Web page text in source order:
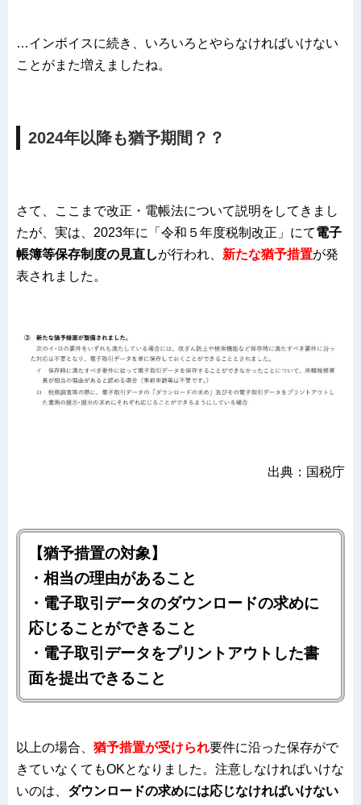
…インボイスに続き、いろいろとやらなければいけない
ことがまた増えましたね。
2024年以降も猶予期間？？
さて、ここまで改正・電帳法について説明をしてきまし
たが、実は、2023年に「令和５年度税制改正」にて電子
帳簿等保存制度の見直しが行われ、 新たな猶予措置が発
表されました。
出典：国税庁
【猶予措置の対象】
・相当の理由があること
・電子取引データのダウンロードの求めに
応じることができること
・電子取引データをプリントアウトした書
面を提出できること
以上の場合、 猶予措置が受けられ要件に沿った保存がで
きていなくてもOKとなりました。注意しなければいけな
いのは、 ダウンロードの求めには応じなければいけない